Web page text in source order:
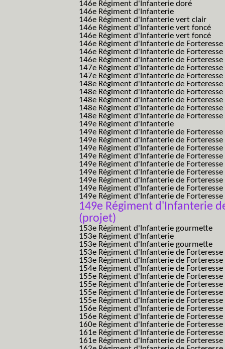
146e Régiment d'Infanterie doré
146e Régiment d'Infanterie
146e Régiment d'Infanterie vert clair
146e Régiment d'Infanterie vert foncé
146e Régiment d'Infanterie vert foncé
146e Régiment d'Infanterie de
146e Régiment d'Infanterie de
146e Régiment d'Infanterie de
147e Régiment d'Infanterie de Forteresse
147e Régiment d'Infanterie de Forteresse
148e Régiment d'Infanterie de Forteresse
148e Régiment d'Infanterie de Forteresse
148e Régiment d'Infanterie de Forteresse
148e Régiment d'Infanterie de Forteresse
148e Régiment d'Infanterie de Forteresse
149e Régiment d'Infanterie
149e Régiment d'Infanterie de
149e Régiment d'Infanterie de
149e Régiment d'Infanterie de
149e Régiment d'Infanterie de
149e Régiment d'Infanterie de
149e Régiment d'Infanterie de
149e Régiment d'Infanterie de
149e Régiment d'Infanterie de
149e Régiment d'Infanterie de
149e Régiment d'Infanterie
(projet)
153e Régiment d'Infanterie gourmette
153e Régiment d'Infanterie
153e Régiment d'Infanterie gourmette
153e Régiment d'Infanterie de
153e Régiment d'Infanterie de
154e Régiment d'Infanterie de Forteresse
155e Régiment d'Infanterie de
155e Régiment d'Infanterie de
155e Régiment d'Infanterie de
155e Régiment d'Infanterie de
156e Régiment d'Infanterie de Forteresse
156e Régiment d'Infanterie de
160e Régiment d'Infanterie de
161e Régiment d'Infanterie de Forteresse
161e Régiment d'Infanterie de